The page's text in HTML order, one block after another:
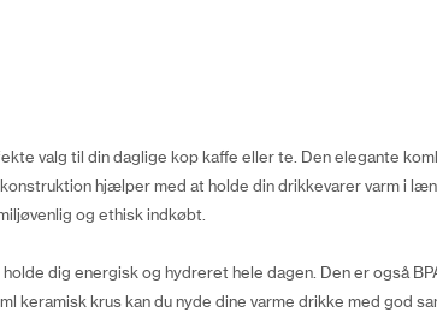
valg til din daglige kop kaffe eller te. Den elegante
hjælper med at holde din drikkevarer varm i
og ethisk indkøbt.
dig energisk og hydreret hele dagen. Den er også
krus kan du nyde dine varme drikke med god